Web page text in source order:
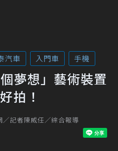
汽車 入門車 手機
夢想」藝術裝置
拍！
／記者陳威任／綜合報導